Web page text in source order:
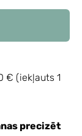
€ (iekļauts 1
precizēt